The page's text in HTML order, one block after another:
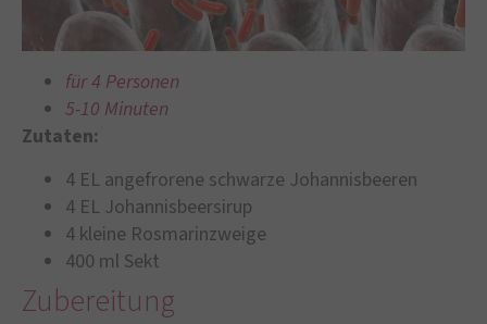
für 4 Personen
5-10 Minuten
Zutaten:
4 EL angefrorene schwarze Johannisbeeren
4 EL Johannisbeersirup
4 kleine Rosmarinzweige
400 ml Sekt
Zubereitung